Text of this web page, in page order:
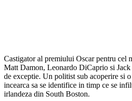
Castigator al premiului Oscar pentru cel
Matt Damon, Leonardo DiCaprio si
de exceptie. Un politist sub acoperire si
incearca sa se identifice in timp ce se
irlandeza din South Boston.